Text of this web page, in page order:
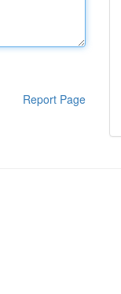
Report Page